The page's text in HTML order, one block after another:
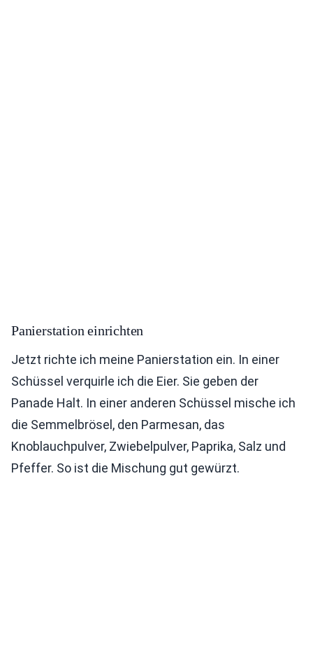
Panierstation einrichten
Jetzt richte ich meine Panierstation ein. In einer
Schüssel verquirle ich die Eier. Sie geben der
Panade Halt. In einer anderen Schüssel mische ich
die Semmelbrösel, den Parmesan, das
Knoblauchpulver, Zwiebelpulver, Paprika, Salz und
Pfeffer. So ist die Mischung gut gewürzt.